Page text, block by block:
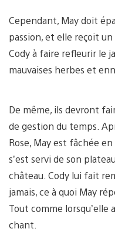
Cependant, May doit
passion, et elle reçoit
Cody à faire refleurir le
mauvaises herbes et
De même, ils devront
de gestion du temps.
Rose, May est fâchée
s’est servi de son
château. Cody lui fait
jamais, ce à quoi May
Tout comme lorsqu’elle
chant.